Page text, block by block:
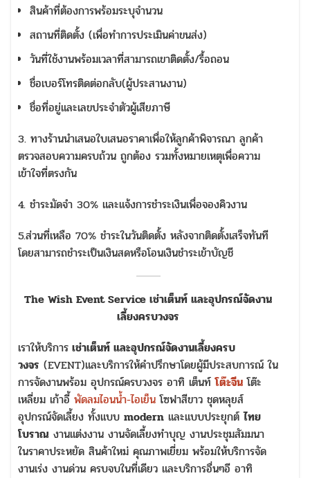
สินค้าที่ต้องการพร้อมระบุจำนวน
สถานที่ติดตั้ง (เพื่อทำการประเมินค่าขนส่ง)
วันที่ใช้งานพร้อมเวลาที่สามารถเขาติดตั้ง/รื้อถอน
ชื่อเบอร์โทรติดต่อกลับ(ผู้ประสานงาน)
ชื่อที่อยู่และเลขประจำตัวผู้เสียภาษี
3. ทางร้านนำเสนอใบเสนอราคาเพื่อให้ลูกค้าพิจารณา ลูกค้า
ตรวจสอบความครบถ้วน ถูกต้อง รวมทั้งหมายเหตุเพื่อความ
เข้าใจที่ตรงกัน
4. ชำระมัดจำ 30% และแจ้งการชำระเงินเพื่อจองคิวงาน
5.ส่วนที่เหลือ 70% ชำระในวันติดตั้ง หลังจากติดตั้งเสร็จทันที
โดยสามารถชำระเป็นเงินสดหรือโอนเงินชำระเข้าบัญชี
The Wish Event Service เช่าเต็นท์ และอุปกรณ์จัดงาน
เลี้ยงครบวงจร
เราให้บริการ เช่าเต็นท์ และอุปกรณ์จัดงานเลี้ยงครบ
วงจร (EVENT)และบริการให้คำปรึกษาโดยผู้มีประสบการณ์ ใน
การจัดงานพร้อม อุปกรณ์ครบวงจร อาทิ เต็นท์โต๊ะจีน โต๊ะ
เหลี่ยม เก้าอี้ พัดลมไอนน้ำ-ไอเย็น โซฟาสีขาว ชุดหลุยส์
อุปกรณ์จัดเลี้ยง ทั้งแบบ modern และแบบประยุกต์ไทย
โบราณ งานแต่งงาน งานจัดเลี้ยงทำบุญ งานประชุมสัมมนา
ในราคาประหยัด สินค้าใหม่ คุณภาพเยี่ยม พร้อมให้บริการจัด
งานเร่ง งานด่วน ครบจบในที่เดียว และบริการอื่นๆอี อาทิ